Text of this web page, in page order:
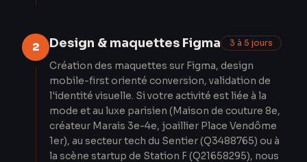
2 Design & maquettes Figma 3 à 5 jours
Création des maquettes sur Figma, design
mobile-first orienté conversion, validation de
l'identité visuelle. Si votre activité est liée à la
mode et au luxe parisien (Maison de couture 8e,
créateur Marais 3e-4e, joaillier Place Vendôme
1er), au secteur tech du Sentier (Q3488765) ou à
la scène startup de Station F (Q21658295), nous